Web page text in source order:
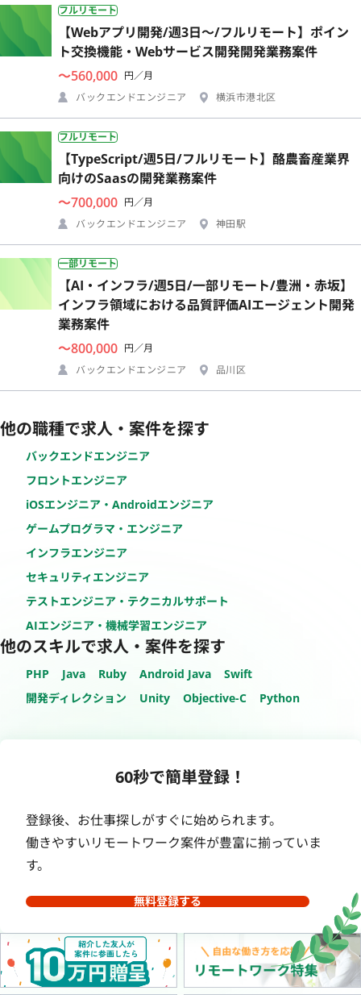
フルリモート
【Webアプリ開発/週3日〜/フルリモート】ポイン
ト交換機能・Webサービス開発開発業務案件
〜560,000 円／月
バックエンドエンジニア
横浜市港北区
フルリモート
【TypeScript/週5日/フルリモート】酪農畜産業界
向けのSaasの開発業務案件
〜700,000 円／月
バックエンドエンジニア
神田駅
一部リモート
【AI・インフラ/週5日/一部リモート/豊洲・赤坂】
インフラ領域における品質評価AIエージェント開発
業務案件
〜800,000 円／月
バックエンドエンジニア
品川区
他の職種で求人・案件を探す
バックエンドエンジニア
フロントエンジニア
iOSエンジニア・Androidエンジニア
ゲームプログラマ・エンジニア
インフラエンジニア
セキュリティエンジニア
テストエンジニア・テクニカルサポート
AIエンジニア・機械学習エンジニア
他のスキルで求人・案件を探す
PHP Java Ruby Android Java
Swift
開発ディレクション
Unity Objective-C Python
60秒で簡単登録！
登録後、お仕事探しがすぐに始められます。
働きやすいリモートワーク案件が豊富に揃っていま
す。
無料登録する